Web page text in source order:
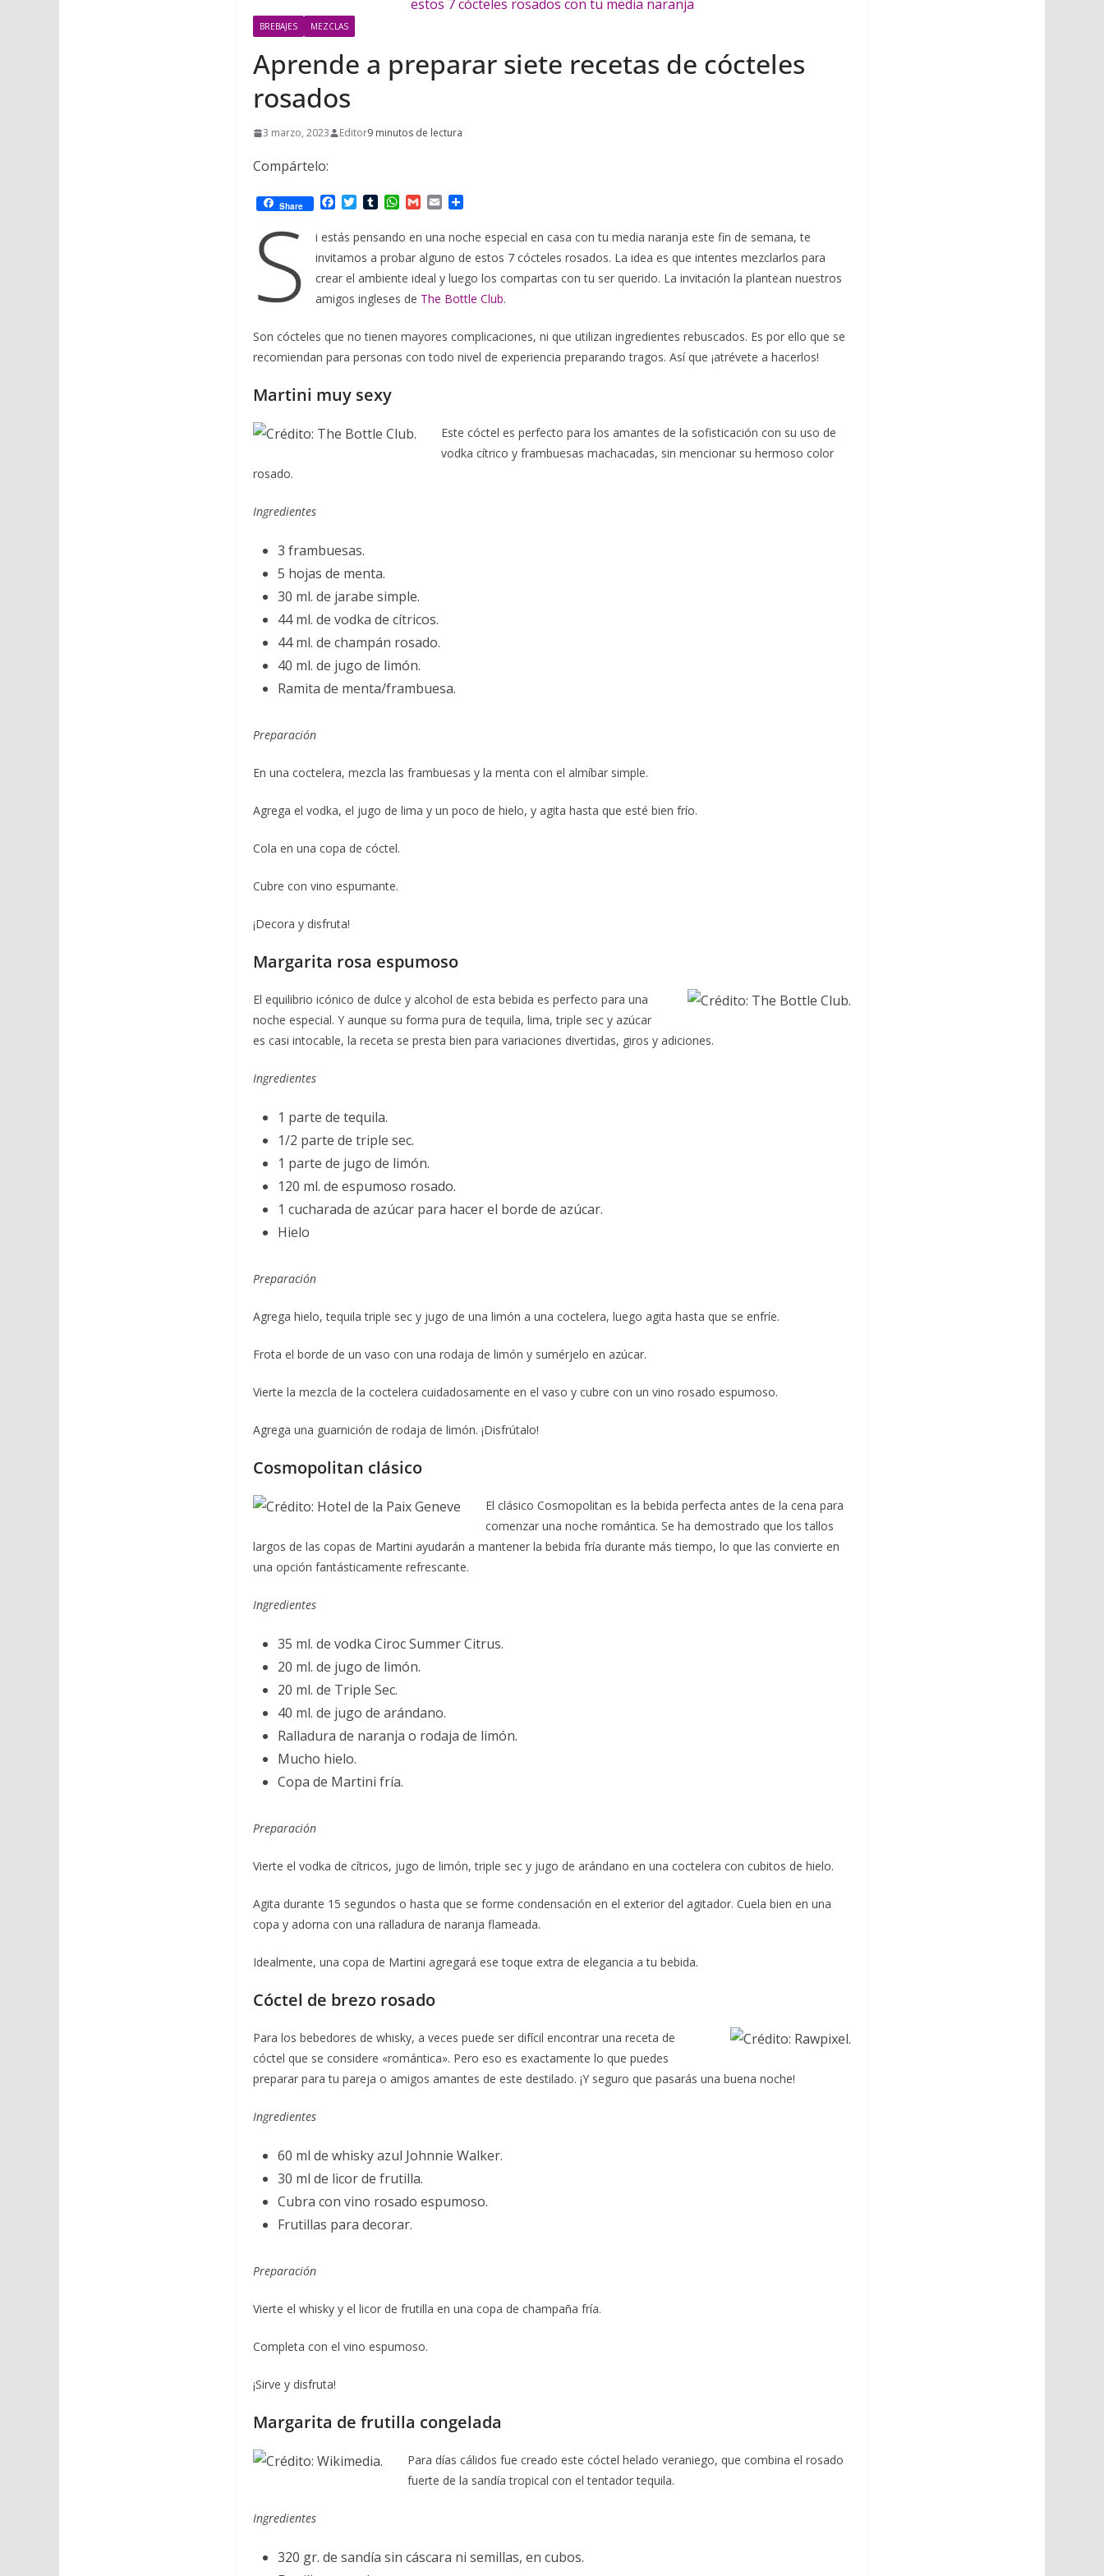
BREBAJES MEZCLAS
Aprende a preparar siete recetas de cócteles
rosados
3 marzo, 2023 Editor9 minutos de lectura
Compártelo:
Share
c
e
b
o
k
T
i
t
t
e
r
T
m
b
l
r
W
a
t
s
A
p
G
a
i
l
E
a
i
l
m
p
a
r
t
i
S
i estás pensando en una noche especial en casa con tu media naranja este fin de semana, te
invitamos a probar alguno de estos 7 cócteles rosados. La idea es que intentes mezclarlos para
crear el ambiente ideal y luego los compartas con tu ser querido. La invitación la plantean nuestros
amigos ingleses de The Bottle Club.
Son cócteles que no tienen mayores complicaciones, ni que utilizan ingredientes rebuscados. Es por ello que se
recomiendan para personas con todo nivel de experiencia preparando tragos. Así que ¡atrévete a hacerlos!
Martini muy sexy
Este cóctel es perfecto para los amantes de la sofisticación con su uso de
vodka cítrico y frambuesas machacadas, sin mencionar su hermoso color
rosado.
Ingredientes
3 frambuesas.
5 hojas de menta.
30 ml. de jarabe simple.
44 ml. de vodka de cítricos.
44 ml. de champán rosado.
40 ml. de jugo de limón.
Ramita de menta/frambuesa.
Preparación
En una coctelera, mezcla las frambuesas y la menta con el almíbar simple.
Agrega el vodka, el jugo de lima y un poco de hielo, y agita hasta que esté bien frío.
Cola en una copa de cóctel.
Cubre con vino espumante.
¡Decora y disfruta!
Margarita rosa espumoso
El equilibrio icónico de dulce y alcohol de esta bebida es perfecto para una
noche especial. Y aunque su forma pura de tequila, lima, triple sec y azúcar
es casi intocable, la receta se presta bien para variaciones divertidas, giros y adiciones.
Ingredientes
1 parte de tequila.
1/2 parte de triple sec.
1 parte de jugo de limón.
120 ml. de espumoso rosado.
1 cucharada de azúcar para hacer el borde de azúcar.
Hielo
Preparación
Agrega hielo, tequila triple sec y jugo de una limón a una coctelera, luego agita hasta que se enfríe.
Frota el borde de un vaso con una rodaja de limón y sumérjelo en azúcar.
Vierte la mezcla de la coctelera cuidadosamente en el vaso y cubre con un vino rosado espumoso.
Agrega una guarnición de rodaja de limón. ¡Disfrútalo!
Cosmopolitan clásico
El clásico Cosmopolitan es la bebida perfecta antes de la cena para
comenzar una noche romántica. Se ha demostrado que los tallos
largos de las copas de Martini ayudarán a mantener la bebida fría durante más tiempo, lo que las convierte en
una opción fantásticamente refrescante.
Ingredientes
35 ml. de vodka Ciroc Summer Citrus.
20 ml. de jugo de limón.
20 ml. de Triple Sec.
40 ml. de jugo de arándano.
Ralladura de naranja o rodaja de limón.
Mucho hielo.
Copa de Martini fría.
Preparación
Vierte el vodka de cítricos, jugo de limón, triple sec y jugo de arándano en una coctelera con cubitos de hielo.
Agita durante 15 segundos o hasta que se forme condensación en el exterior del agitador. Cuela bien en una
copa y adorna con una ralladura de naranja flameada.
Idealmente, una copa de Martini agregará ese toque extra de elegancia a tu bebida.
Cóctel de brezo rosado
Para los bebedores de whisky, a veces puede ser difícil encontrar una receta de
cóctel que se considere «romántica». Pero eso es exactamente lo que puedes
preparar para tu pareja o amigos amantes de este destilado. ¡Y seguro que pasarás una buena noche!
Ingredientes
60 ml de whisky azul Johnnie Walker.
30 ml de licor de frutilla.
Cubra con vino rosado espumoso.
Frutillas para decorar.
Preparación
Vierte el whisky y el licor de frutilla en una copa de champaña fría.
Completa con el vino espumoso.
¡Sirve y disfruta!
Margarita de frutilla congelada
Para días cálidos fue creado este cóctel helado veraniego, que combina el rosado
fuerte de la sandía tropical con el tentador tequila.
Ingredientes
320 gr. de sandía sin cáscara ni semillas, en cubos.